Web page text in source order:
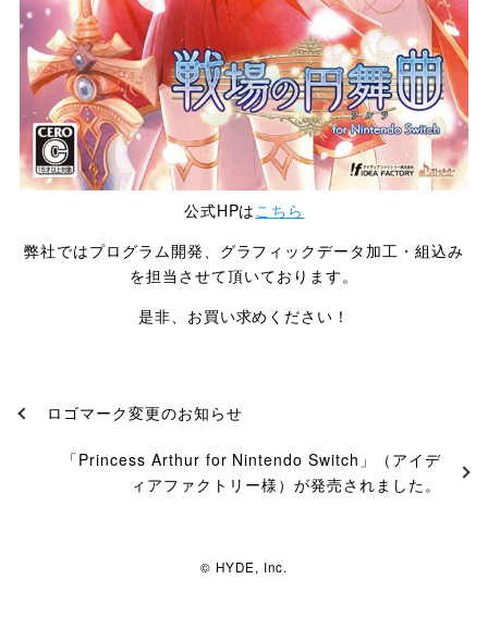
公式HPはこちら
弊社ではプログラム開発、グラフィックデータ加工・組込み
を担当させて頂いております。
是非、お買い求めください！
ロゴマーク変更のお知らせ
「Princess Arthur for Nintendo Switch」（アイデ
ィアファクトリー様）が発売されました。
© HYDE, Inc.